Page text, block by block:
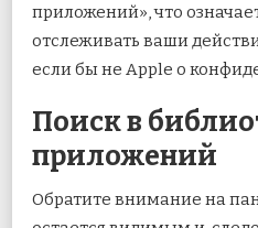
приложений», что
отслеживать ваши
если бы не Apple о
Поиск в
приложений
Обратите внимание на